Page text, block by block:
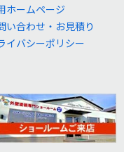
ホームページ
い合わせ・お見積り
イバシーポリシー